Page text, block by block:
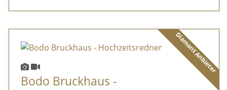
Diamant Anbieter
Bodo Bruckhaus -